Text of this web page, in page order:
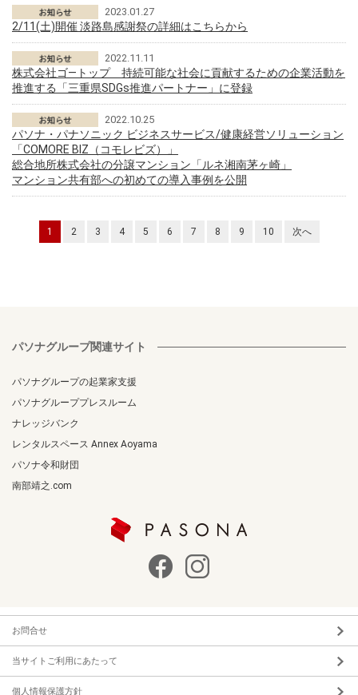
2023.01.27
2/11(土)開催 淡路島感謝祭の詳細はこちらから
2022.11.11
株式会社ゴ―トップ 持続可能な社会に貢献するための企業活動を
推進する「三重県SDGs推進パートナー」に登録
2022.10.25
パソナ・パナソニック ビジネスサービス/健康経営ソリューション
「COMORE BIZ（コモレビズ）」
総合地所株式会社の分譲マンション「ルネ湘南茅ヶ崎」
マンション共有部への初めての導入事例を公開
1 2 3 4 5 6 7 8 9 10 次へ
パソナグループ関連サイト
パソナグループの起業家支援
パソナグループプレスルーム
ナレッジバンク
レンタルスペース Annex Aoyama
パソナ令和財団
南部靖之.com
お問合せ
当サイトご利用にあたって
個人情報保護方針